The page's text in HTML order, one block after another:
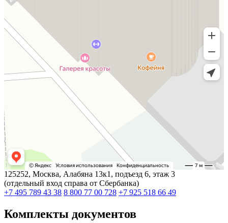
125252, Москва, Алабяна 13к1, подъезд 6, этаж 3
(отдельный вход справа от Сбербанка)
+7 495 789 43 38 8 800 77 00 728 +7 925 518 66 49
Комплекты документов